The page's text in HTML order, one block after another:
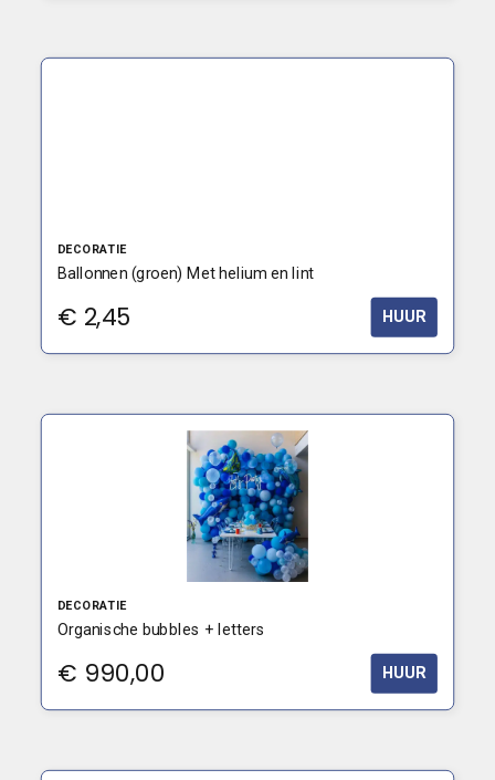
DECORATIE
Ballonnen (groen) Met helium en lint
€ 2,45 HUUR
DECORATIE
Organische bubbles + letters
€ 990,00 HUUR